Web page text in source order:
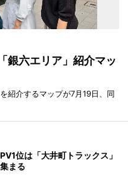
銀六エリア」紹介マッ
紹介するマップが7月19日、同
位は「大井町トラックス」
まる